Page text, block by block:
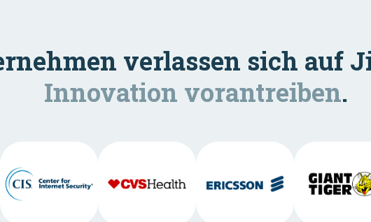
verlassen sich auf
Innovation vorantreiben.